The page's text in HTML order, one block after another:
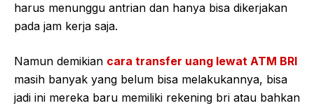
harus menunggu antrian dan hanya bisa dikerjakan
pada jam kerja saja.
Namun demikian cara transfer uang lewat ATM BRI
masih banyak yang belum bisa melakukannya, bisa
jadi ini mereka baru memiliki rekening bri atau bahkan